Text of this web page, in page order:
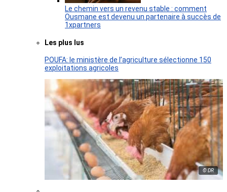
Le chemin vers un revenu stable : comment
Ousmane est devenu un partenaire à succès de
1xpartners
Les plus lus
POUFA: le ministère de l’agriculture sélectionne 150
exploitations agricoles
© DR